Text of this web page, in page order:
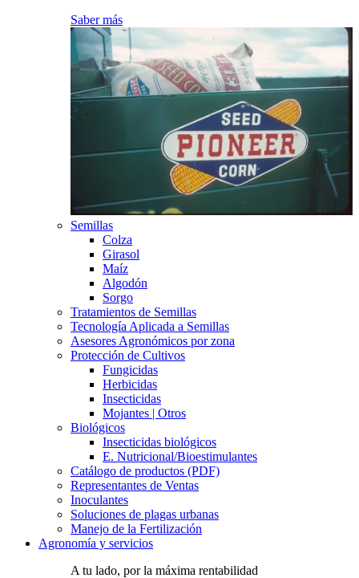
Saber más
Semillas
Colza
Girasol
Maíz
Algodón
Sorgo
Tratamientos de Semillas
Tecnología Aplicada a Semillas
Asesores Agronómicos por zona
Protección de Cultivos
Fungicidas
Herbicidas
Insecticidas
Mojantes | Otros
Biológicos
Insecticidas biológicos
E. Nutricional/Bioestimulantes
Catálogo de productos (PDF)
Representantes de Ventas
Inoculantes
Soluciones de plagas urbanas
Manejo de la Fertilización
Agronomía y servicios
A tu lado, por la máxima rentabilidad